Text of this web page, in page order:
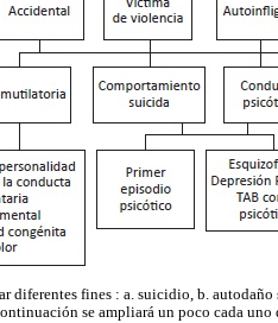
diferentes fines : a. suicidio, b.
se ampliará un poco cada uno